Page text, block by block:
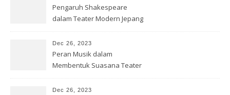
Pengaruh Shakespeare
dalam Teater Modern Jepang
Dec 26, 2023
Peran Musik dalam
Membentuk Suasana Teater
Dec 26, 2023